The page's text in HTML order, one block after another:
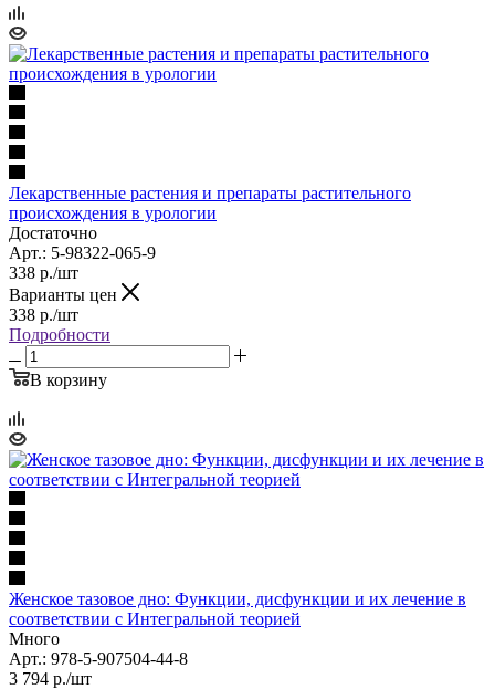
Лекарственные растения и препараты растительного
происхождения в урологии
Достаточно
Арт.: 5-98322-065-9
338 р./шт
Варианты цен
338 р./шт
Подробности
В корзину
Женское тазовое дно: Функции, дисфункции и их лечение в
соответствии с Интегральной теорией
Много
Арт.: 978-5-907504-44-8
3 794 р./шт